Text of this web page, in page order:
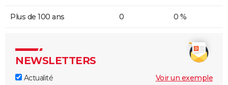
Plus de 100 ans 0 0 %
NEWSLETTERS
Actualité
Voir un exemple